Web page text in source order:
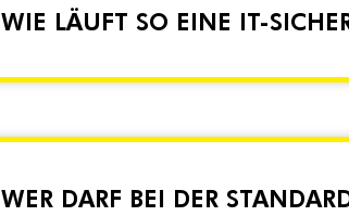
WIE LÄUFT SO EINE IT-
WER DARF BEI DER